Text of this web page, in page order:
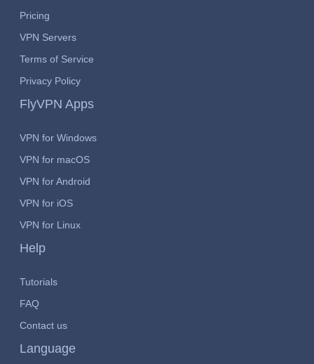
Pricing
VPN Servers
Terms of Service
Privacy Policy
FlyVPN Apps
VPN for Windows
VPN for macOS
VPN for Android
VPN for iOS
VPN for Linux
Help
Tutorials
FAQ
Contact us
Language